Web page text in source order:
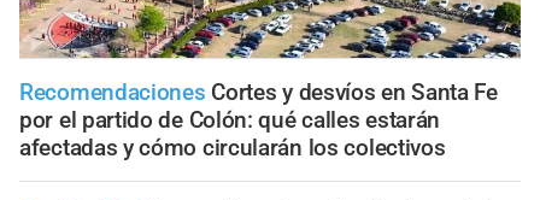
Recomendaciones Cortes y desvíos en Santa Fe
por el partido de Colón: qué calles estarán
afectadas y cómo circularán los colectivos